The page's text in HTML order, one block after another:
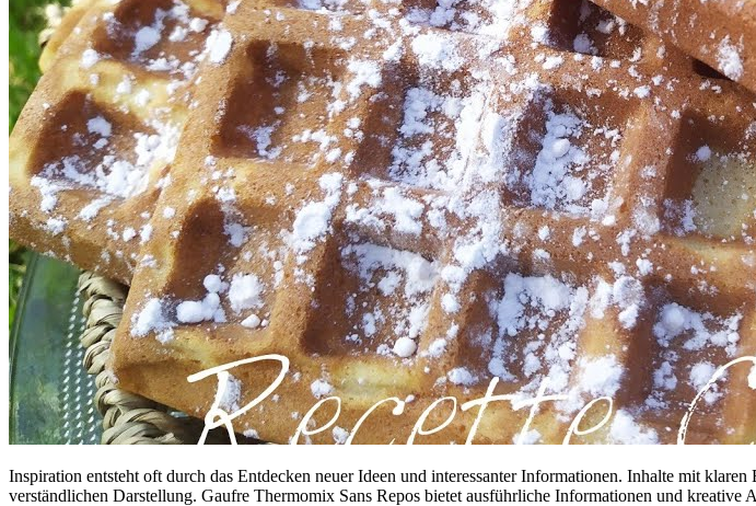
Inspiration entsteht oft durch das Entdecken neuer Ideen und interessanter Informationen. Inhalte mit
verständlichen Darstellung. Gaufre Thermomix Sans Repos bietet ausführliche Informationen und kreative